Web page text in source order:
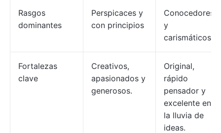
Rasgos
dominantes
Perspicaces y
con principios
Conocedores
y
carismáticos
Fortalezas
clave
Creativos,
apasionados y
generosos.
Original,
rápido
pensador y
excelente en
la lluvia de
ideas.